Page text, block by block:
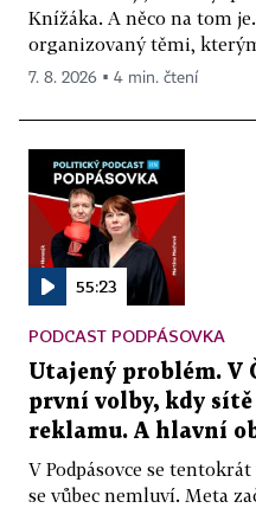
Knížáka. A něco na tom
organizovaný těmi,
7. 8. 2026 ▪ 4 min. čtení
55:23
PODCAST PODPÁSOVKA
Utajený problém. V
první volby, kdy
reklamu. A hlavní
V Podpásovce se
se vůbec nemluví. Meta